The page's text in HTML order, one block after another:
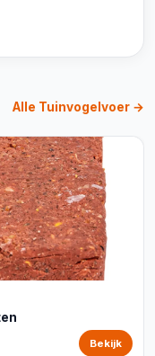
Alle Tuinvogelvoer →
Bekijk